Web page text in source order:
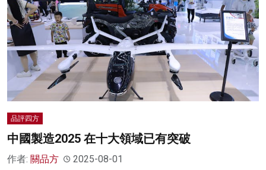
品評四方
中國製造2025 在十大領域已有突破
作者: 關品方 2025-08-01